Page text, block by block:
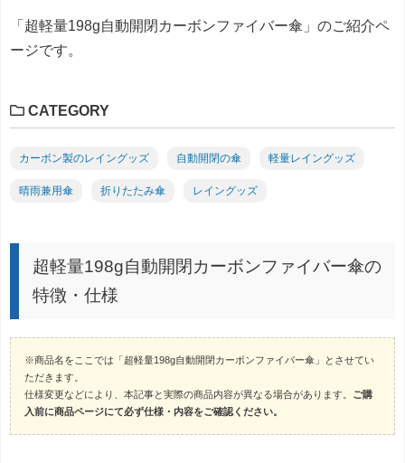
「超軽量198g自動開閉カーボンファイバー傘」のご紹介ペ
ージです。
CATEGORY
カーボン製のレイングッズ 自動開閉の傘 軽量レイングッズ
晴雨兼用傘 折りたたみ傘 レイングッズ
超軽量198g自動開閉カーボンファイバー傘の
特徴・仕様
※商品名をここでは「超軽量198g自動開閉カーボンファイバー傘」とさせてい
ただきます。
仕様変更などにより、本記事と実際の商品内容が異なる場合があります。 ご購
入前に商品ページにて必ず仕様・内容をご確認ください。